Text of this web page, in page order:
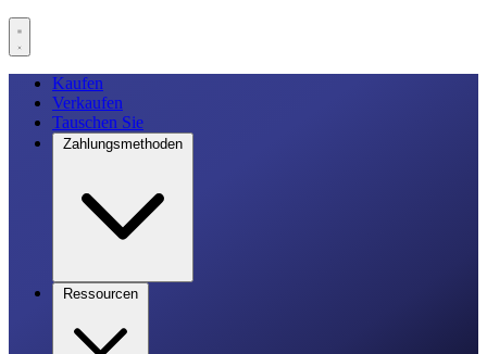
Kaufen
Verkaufen
Tauschen Sie
Zahlungsmethoden
Ressourcen